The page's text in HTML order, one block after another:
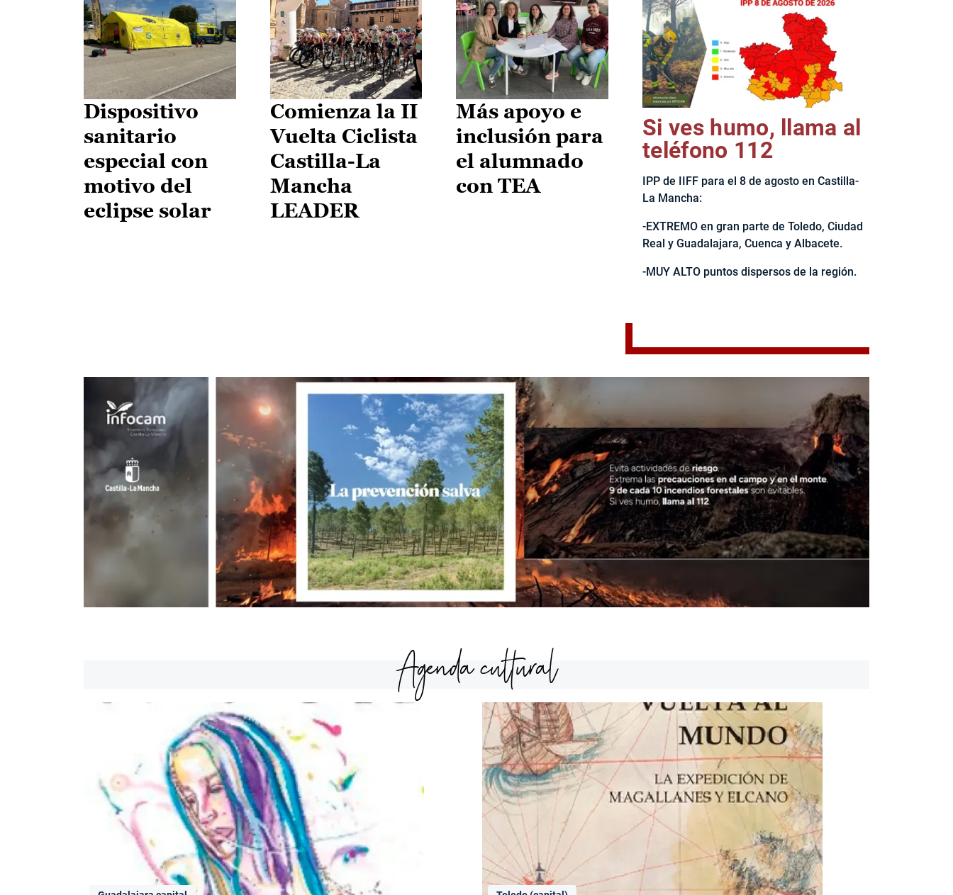
II Vuelta Ciclista CLM LEADER
Dispositivo
sanitario
especial con
motivo del
eclipse solar
Comienza la II
Vuelta Ciclista
Castilla-La
Mancha
LEADER
Más apoyo e
inclusión para
el alumnado
con TEA
Si ves humo, llama al
teléfono 112
IPP de IIFF para el 8 de agosto en Castilla-
La Mancha:
-EXTREMO en gran parte de Toledo, Ciudad
Real y Guadalajara, Cuenca y Albacete.
-MUY ALTO puntos dispersos de la región.
Agenda cultural